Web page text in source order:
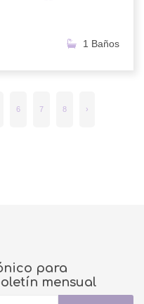
1 Baños
6 7 8 ›
para
mensual